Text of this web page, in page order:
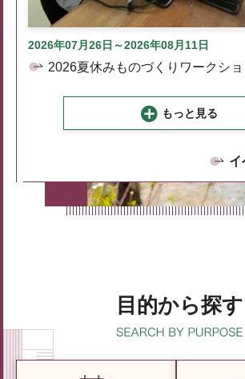
2026年07月26日～2026年08月11日
2026夏休みものづくりワークシ
もっと見る
イ
目的から探す